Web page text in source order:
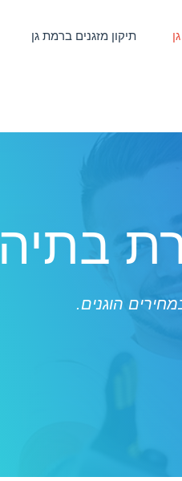
תיקון מזגנים ברמת גן
בתיה
הוגנים.